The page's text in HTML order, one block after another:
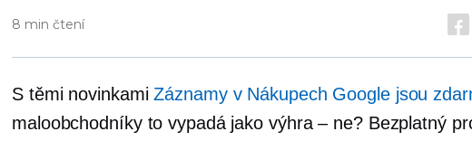
8 min čtení
S těmi novinkamiZáznamy v Nákupech Google jsou
maloobchodníky to vypadá jako výhra – ne? Bezplatný